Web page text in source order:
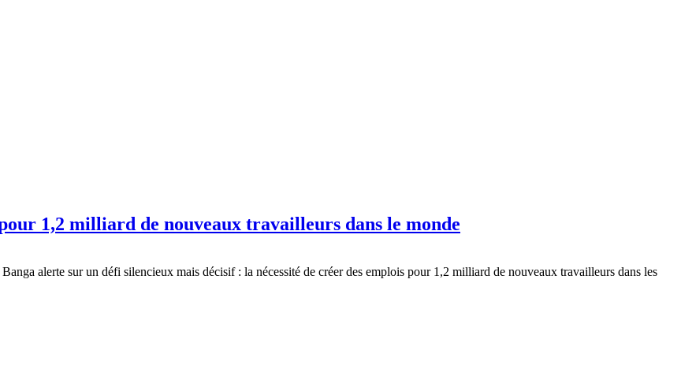
1,2 milliard de nouveaux travailleurs dans le monde
alerte sur un défi silencieux mais décisif : la nécessité de créer des emplois pour 1,2 milliard de nouveaux travailleurs dans les